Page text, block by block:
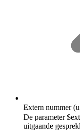
Extern nummer
De parameter
uitgaande